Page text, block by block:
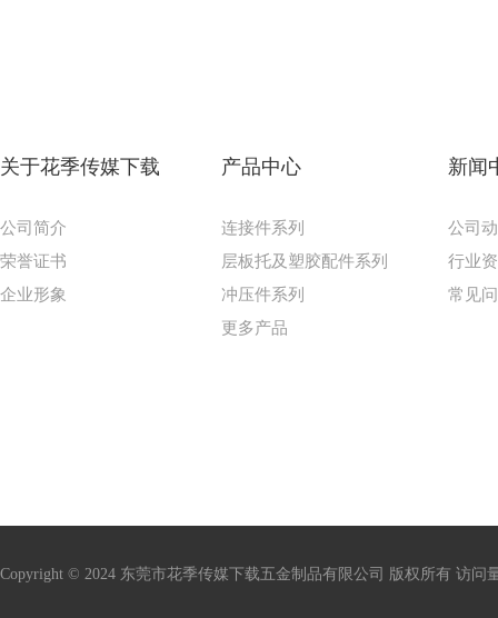
关于花季传媒下载
公司简介
荣誉证书
企业形象
产品中心
连接件系列
层板托及塑胶配件系列
冲压件系列
更多产品
新闻
公司
行业
常见
Copyright © 2024 东莞市花季传媒下载五金制品有限公司 版权所有 访问量